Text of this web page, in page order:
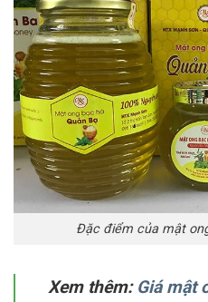
Đặc điểm của mật
Xem thêm: Giá mật